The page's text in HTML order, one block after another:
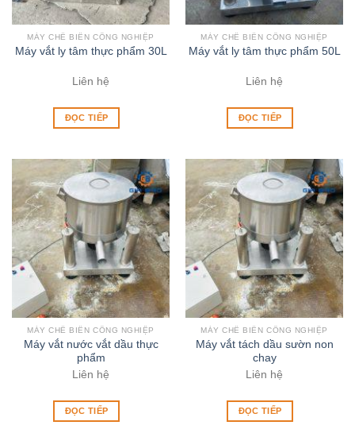
MÁY CHẾ BIẾN CÔNG NGHIỆP
Máy vắt ly tâm thực phẩm 30L
Liên hệ
ĐỌC TIẾP
MÁY CHẾ BIẾN CÔNG NGHIỆP
Máy vắt ly tâm thực phẩm 50L
Liên hệ
ĐỌC TIẾP
MÁY CHẾ BIẾN CÔNG NGHIỆP
Máy vắt nước vắt dầu thực
phẩm
Liên hệ
ĐỌC TIẾP
MÁY CHẾ BIẾN CÔNG NGHIỆP
Máy vắt tách dầu sườn non
chay
Liên hệ
ĐỌC TIẾP